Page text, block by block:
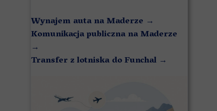
Wynajem auta na Maderze →
Komunikacja publiczna na Maderze
→
Transfer z lotniska do Funchal →